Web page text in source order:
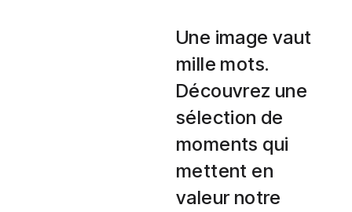
Une image vaut
mille mots.
Découvrez une
sélection de
moments qui
mettent en
valeur notre